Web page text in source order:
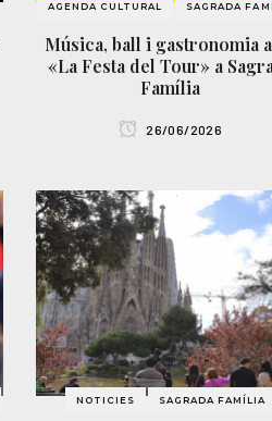
AGENDA CULTURAL SAGRADA
Música, ball i gastronomia
«La Festa del Tour» a
Família
26/06/2026
NOTICIES SAGRADA FAMÍLIA